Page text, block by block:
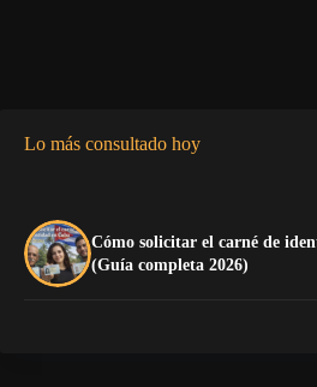
Lo más consultado hoy
Cómo solicitar el carné de
(Guía completa 2026)